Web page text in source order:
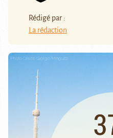
Rédigé par :
La rédaction